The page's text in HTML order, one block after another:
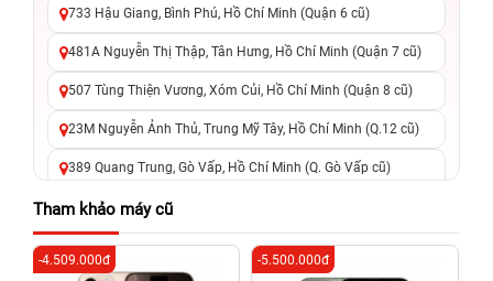
733 Hậu Giang, Bình Phú, Hồ Chí Minh (Quận 6 cũ)
481A Nguyễn Thị Thập, Tân Hưng, Hồ Chí Minh (Quận 7 cũ)
507 Tùng Thiện Vương, Xóm Củi, Hồ Chí Minh (Quận 8 cũ)
23M Nguyễn Ảnh Thủ, Trung Mỹ Tây, Hồ Chí Minh (Q.12 cũ)
389 Quang Trung, Gò Vấp, Hồ Chí Minh (Q. Gò Vấp cũ)
625 - 625A Âu Cơ, Tân Phú, Hồ Chí Minh (Quận Tân Phú cũ)
326 Lê Văn Việt, Tăng Nhơn Phú, Hồ Chí Minh (Q.9 TP. Thủ
Đức cũ)
Tham khảo máy cũ
-4.509.000đ -5.500.000đ